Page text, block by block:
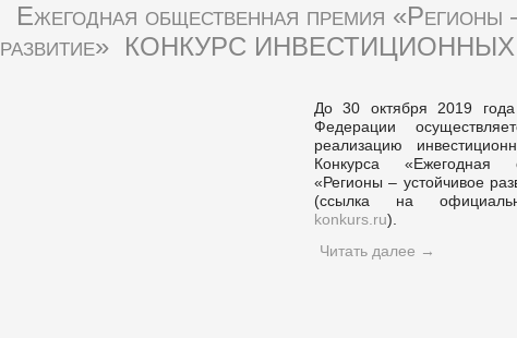
Ежегодная общественная премия «Регионы
развитие» КОНКУРС
До 30 октября 2019 года
Федерации
реализацию
Конкурса «Ежегодная
«Регионы – устойчивое
(ссылка на
konkurs.ru).
Читать далее →